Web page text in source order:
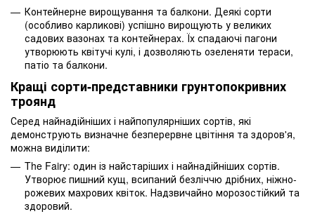
Контейнерне вирощування та балкони. Деякі сорти
(особливо карликові) успішно вирощують у великих
садових вазонах та контейнерах. Їх спадаючі пагони
утворюють квітучі кулі, і дозволяють озеленяти тераси,
патіо та балкони.
Кращі сорти-представники грунтопокривних
троянд
Серед найнадійніших і найпопулярніших сортів, які
демонструють визначне безперервне цвітіння та здоров'я,
можна виділити:
The Fairy: один із найстаріших і найнадійніших сортів.
Утворює пишний кущ, всипаний безліччю дрібних, ніжно-
рожевих махрових квіток. Надзвичайно морозостійкий та
здоровий.